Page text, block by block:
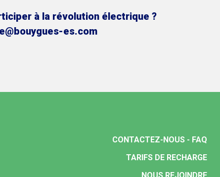
à la révolution électrique ?
es.com
CONTACTEZ-NOUS - FAQ
TARIFS DE RECHARGE